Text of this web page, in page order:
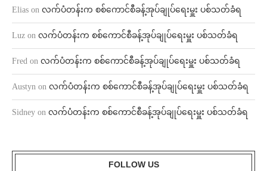
Elias on လက်ပံတန်းက စစ်ကောင်စီခန့်အုပ်ချုပ်ရေးမှူး ပစ်သတ်ခံရ
Luz on လက်ပံတန်းက စစ်ကောင်စီခန့်အုပ်ချုပ်ရေးမှူး ပစ်သတ်ခံရ
Fred on လက်ပံတန်းက စစ်ကောင်စီခန့်အုပ်ချုပ်ရေးမှူး ပစ်သတ်ခံရ
Austyn on လက်ပံတန်းက စစ်ကောင်စီခန့်အုပ်ချုပ်ရေးမှူး ပစ်သတ်ခံရ
Sidney on လက်ပံတန်းက စစ်ကောင်စီခန့်အုပ်ချုပ်ရေးမှူး ပစ်သတ်ခံရ
FOLLOW US